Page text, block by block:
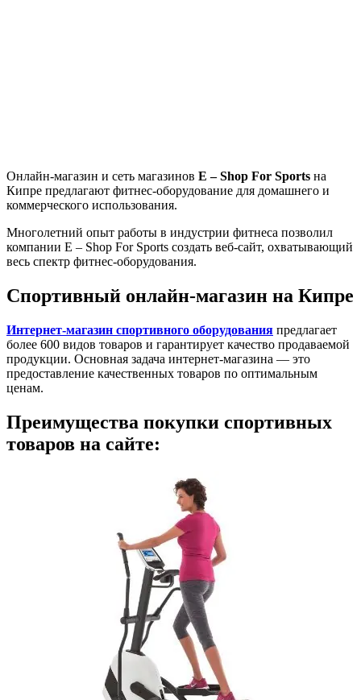
Онлайн-магазин и сеть магазинов E – Shop For Sports на
Кипре предлагают фитнес-оборудование для домашнего и
коммерческого использования.
Многолетний опыт работы в индустрии фитнеса позволил
компании E – Shop For Sports создать веб-сайт, охватывающий
весь спектр фитнес-оборудования.
Спортивный онлайн-магазин на Кипре
Интернет-магазин спортивного оборудования предлагает
более 600 видов товаров и гарантирует качество продаваемой
продукции. Основная задача интернет-магазина — это
предоставление качественных товаров по оптимальным
ценам.
Преимущества покупки спортивных
товаров на сайте: